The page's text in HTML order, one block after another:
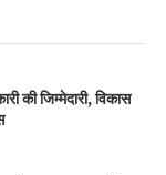
की जिम्मेदारी, विकास